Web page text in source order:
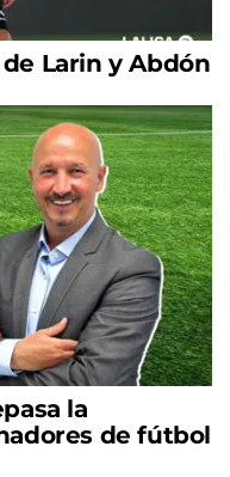
Larin y Abdón
la
de fútbol